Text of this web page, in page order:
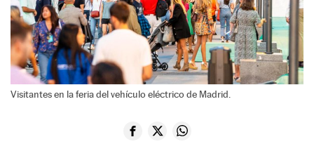
Visitantes en la feria del vehículo eléctrico de Madrid.